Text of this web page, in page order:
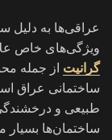
عراقی‌ها به دلیل
ویژگی‌های خاص
گرانیت از جمله
ساختمانی عراق
طبیعی و
ساختمان‌ها